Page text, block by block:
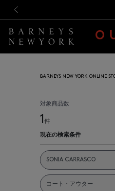
BARNEYS NEW YORK ONLINE
対象商品数
1件
現在の検索条件
SONIA CARRASCO
コート・アウター